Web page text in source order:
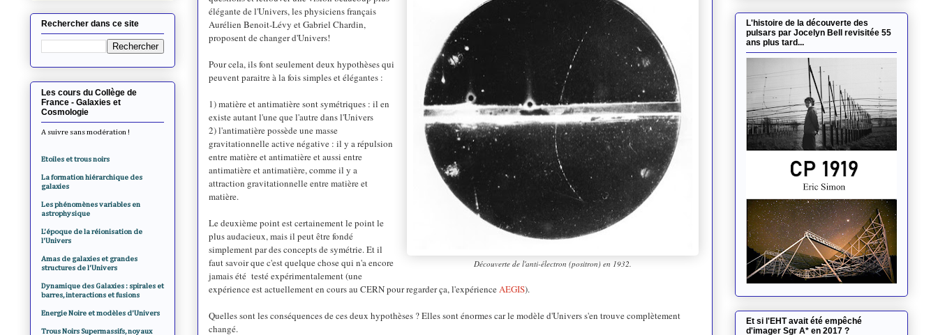
Découverte de l'anti-électron (positron) en 1932.
élégante de l'Univers, les physiciens français
Aurélien Benoit-Lévy et Gabriel Chardin,
proposent de changer d'Univers!
Pour cela, ils font seulement deux hypothèses qui
peuvent paraitre à la fois simples et élégantes :
1) matière et antimatière sont symétriques : il en
existe autant l'une que l'autre dans l'Univers
2) l'antimatière possède une masse
gravitationnelle active négative : il y a répulsion
entre matière et antimatière et aussi entre
antimatière et antimatière, comme il y a
attraction gravitationnelle entre matière et
matière.
Le deuxième point est certainement le point le
plus audacieux, mais il peut être fondé
simplement par des concepts de symétrie. Et il
faut savoir que c'est quelque chose qui n'a encore
jamais été testé expérimentalement (une
expérience est actuellement en cours au CERN pour regarder ça, l'expérienceAEGIS).
Quelles sont les conséquences de ces deux hypothèses ? Elles sont énormes car le modèle d'Univers s'en trouve complètement
changé.
Rechercher dans ce site
Les cours du Collège de
France - Galaxies et
Cosmologie
A suivre sans modération !
Etoiles et trous noirs
La formation hiérarchique des
galaxies
Les phénomènes variables en
astrophysique
L'époque de la réionisation de
l'Univers
Amas de galaxies et grandes
structures de l'Univers
Dynamique des Galaxies : spirales et
barres, interactions et fusions
Energie Noire et modèles d'Univers
Trous Noirs Supermassifs, noyaux
L'histoire de la découverte des
pulsars par Jocelyn Bell revisitée 55
ans plus tard...
Et si l'EHT avait été empêché
d'imager Sgr A* en 2017 ?